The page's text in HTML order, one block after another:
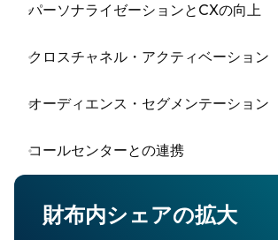
パーソナライゼーションとCXの向上
クロスチャネル・アクティベーション
オーディエンス・セグメンテーション
コールセンターとの連携
財布内シェアの拡大